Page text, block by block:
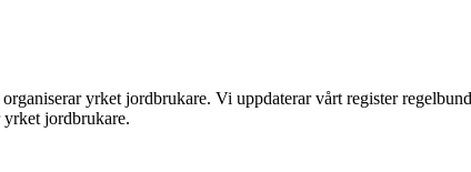
yrket jordbrukare. Vi uppdaterar vårt register
jordbrukare.